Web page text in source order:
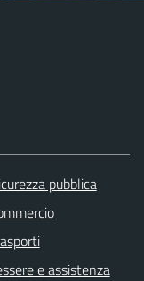
pubblica
e assistenza